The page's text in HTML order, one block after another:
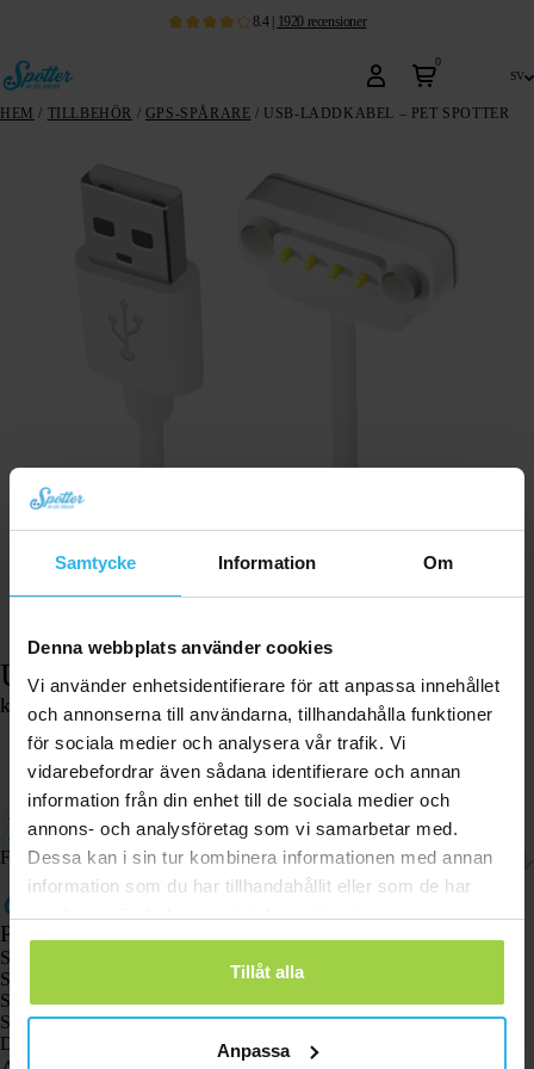
Samtycke Information Om
Denna webbplats använder cookies
Vi använder enhetsidentifierare för att anpassa innehållet
och annonserna till användarna, tillhandahålla funktioner
för sociala medier och analysera vår trafik. Vi
vidarebefordrar även sådana identifierare och annan
information från din enhet till de sociala medier och
annons- och analysföretag som vi samarbetar med.
Dessa kan i sin tur kombinera informationen med annan
information som du har tillhandahållit eller som de har
samlat in när du har använt deras tjänster.
Tillåt alla
Anpassa
8.4| 1920 recensioner
0
sv
HEM / TILLBEHÖR / GPS-SPÅRARE / USB-LADDKABEL – PET SPOTTER
USB-laddkabel – Pet Spotter
kr 136,42
I lager
Lägg i varukorgen
Magnetiska anslutningspunkter.
Frakt och returer
Produkter
Spotter GPS-spårare X10
Spotter Senior GPS-klocka
Spotter GPS-klocka Explorer
Spotter GPS-klocka för barn
Djurspottare